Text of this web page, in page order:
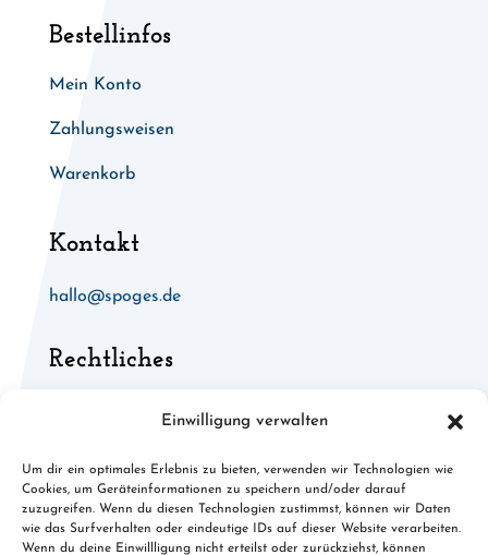
Einwilligung verwalten
Um dir ein optimales Erlebnis zu bieten, verwenden wir Technologien wie
Cookies, um Geräteinformationen zu speichern und/oder darauf
zuzugreifen. Wenn du diesen Technologien zustimmst, können wir Daten
wie das Surfverhalten oder eindeutige IDs auf dieser Website verarbeiten.
Wenn du deine Einwillligung nicht erteilst oder zurückziehst, können
Bestellinfos
Mein Konto
Zahlungsweisen
Warenkorb
Kontakt
hallo@spoges.de
Rechtliches
Allgemeine Geschäftsbedingungen
Cookies
Datenschutz